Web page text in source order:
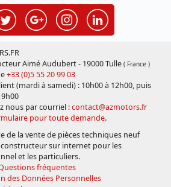
Aimé Audubert - 19000 Tulle ( France )
+33 (0)5 55 20 99 03
(mardi à samedi) : 10h00 à 12h00, puis
nous par courriel :contact@azmotors.fr
pour toute demande.
de la vente de pièces techniques neuf
sur internet pour les
et les particuliers.
fréquentes
des Données Personnelles